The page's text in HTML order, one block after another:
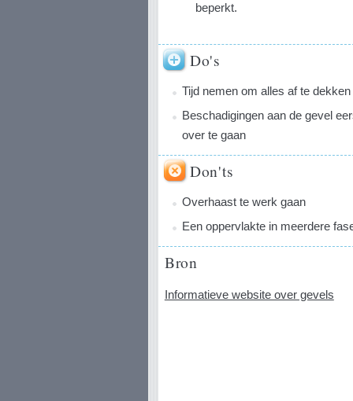
beperkt.
Do's
Tijd nemen om alles af te dekken
Beschadigingen aan de gevel
over te gaan
Don'ts
Overhaast te werk gaan
Een oppervlakte in meerdere
Bron
Informatieve website over gevels